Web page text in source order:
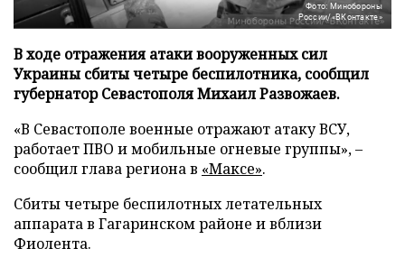
Фото: Минобороны
России/«ВКонтакте»
В ходе отражения атаки вооруженных сил
Украины сбиты четыре беспилотника, сообщил
губернатор Севастополя Михаил Развожаев.
«В Севастополе военные отражают атаку ВСУ,
работает ПВО и мобильные огневые группы», –
сообщил глава региона в «Максе».
Сбиты четыре беспилотных летательных
аппарата в Гагаринском районе и вблизи
Фиолента.